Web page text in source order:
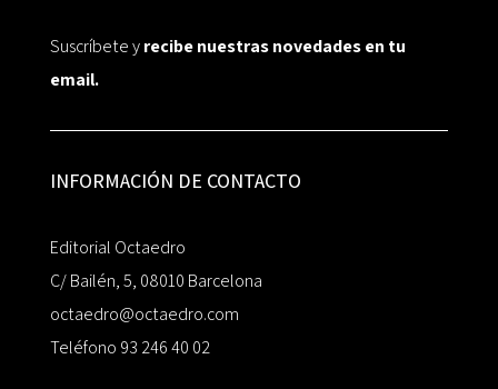
Suscríbete yrecibe nuestras novedades en tu
email.
INFORMACIÓN DE CONTACTO
Editorial Octaedro
C/ Bailén, 5, 08010 Barcelona
octaedro@octaedro.com
Teléfono 93 246 40 02